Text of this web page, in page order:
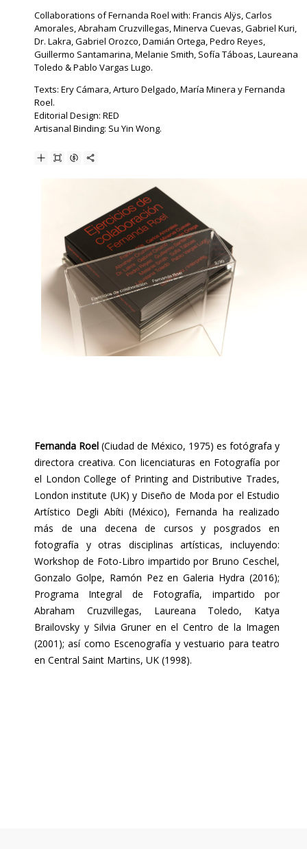
Collaborations of Fernanda Roel with: Francis Alÿs, Carlos
Amorales, Abraham Cruzvillegas, Minerva Cuevas, Gabriel Kuri,
Dr. Lakra, Gabriel Orozco, Damián Ortega, Pedro Reyes,
Guillermo Santamarina, Melanie Smith, Sofía Táboas, Laureana
Toledo & Pablo Vargas Lugo.
Texts: Ery Cámara, Arturo Delgado, María Minera y Fernanda
Roel.
Editorial Design: RED
Artisanal Binding: Su Yin Wong.
Fernanda Roel (Ciudad de México, 1975) es fotógrafa y
directora creativa. Con licenciaturas en Fotografía por
el London College of Printing and Distributive Trades,
London institute (UK) y Diseño de Moda por el Estudio
Artístico Degli Abíti (México), Fernanda ha realizado
más de una decena de cursos y posgrados en
fotografía y otras disciplinas artísticas, incluyendo:
Workshop de Foto-Libro impartido por Bruno Ceschel,
Gonzalo Golpe, Ramón Pez en Galeria Hydra (2016);
Programa Integral de Fotografía, impartido por
Abraham Cruzvillegas, Laureana Toledo, Katya
Brailovsky y Silvia Gruner en el Centro de la Imagen
(2001); así como Escenografía y vestuario para teatro
en Central Saint Martins, UK (1998).